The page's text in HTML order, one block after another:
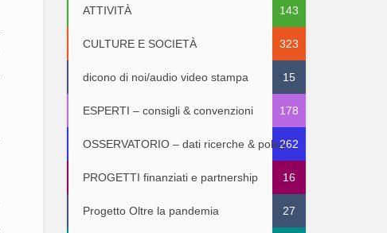
ATTIVITÀ 143
CULTURE E SOCIETÀ 323
dicono di noi/audio video stampa 15
ESPERTI – consigli & convenzioni 178
OSSERVATORIO – dati ricerche & policy262
PROGETTI finanziati e partnership 16
Progetto Oltre la pandemia 27